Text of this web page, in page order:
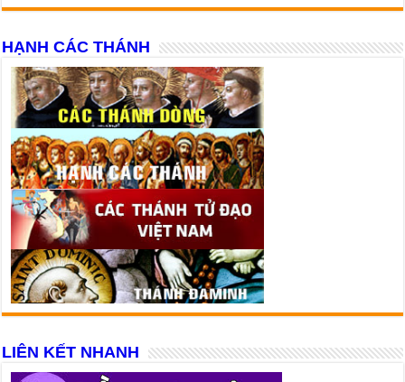
HẠNH CÁC THÁNH
LIÊN KẾT NHANH